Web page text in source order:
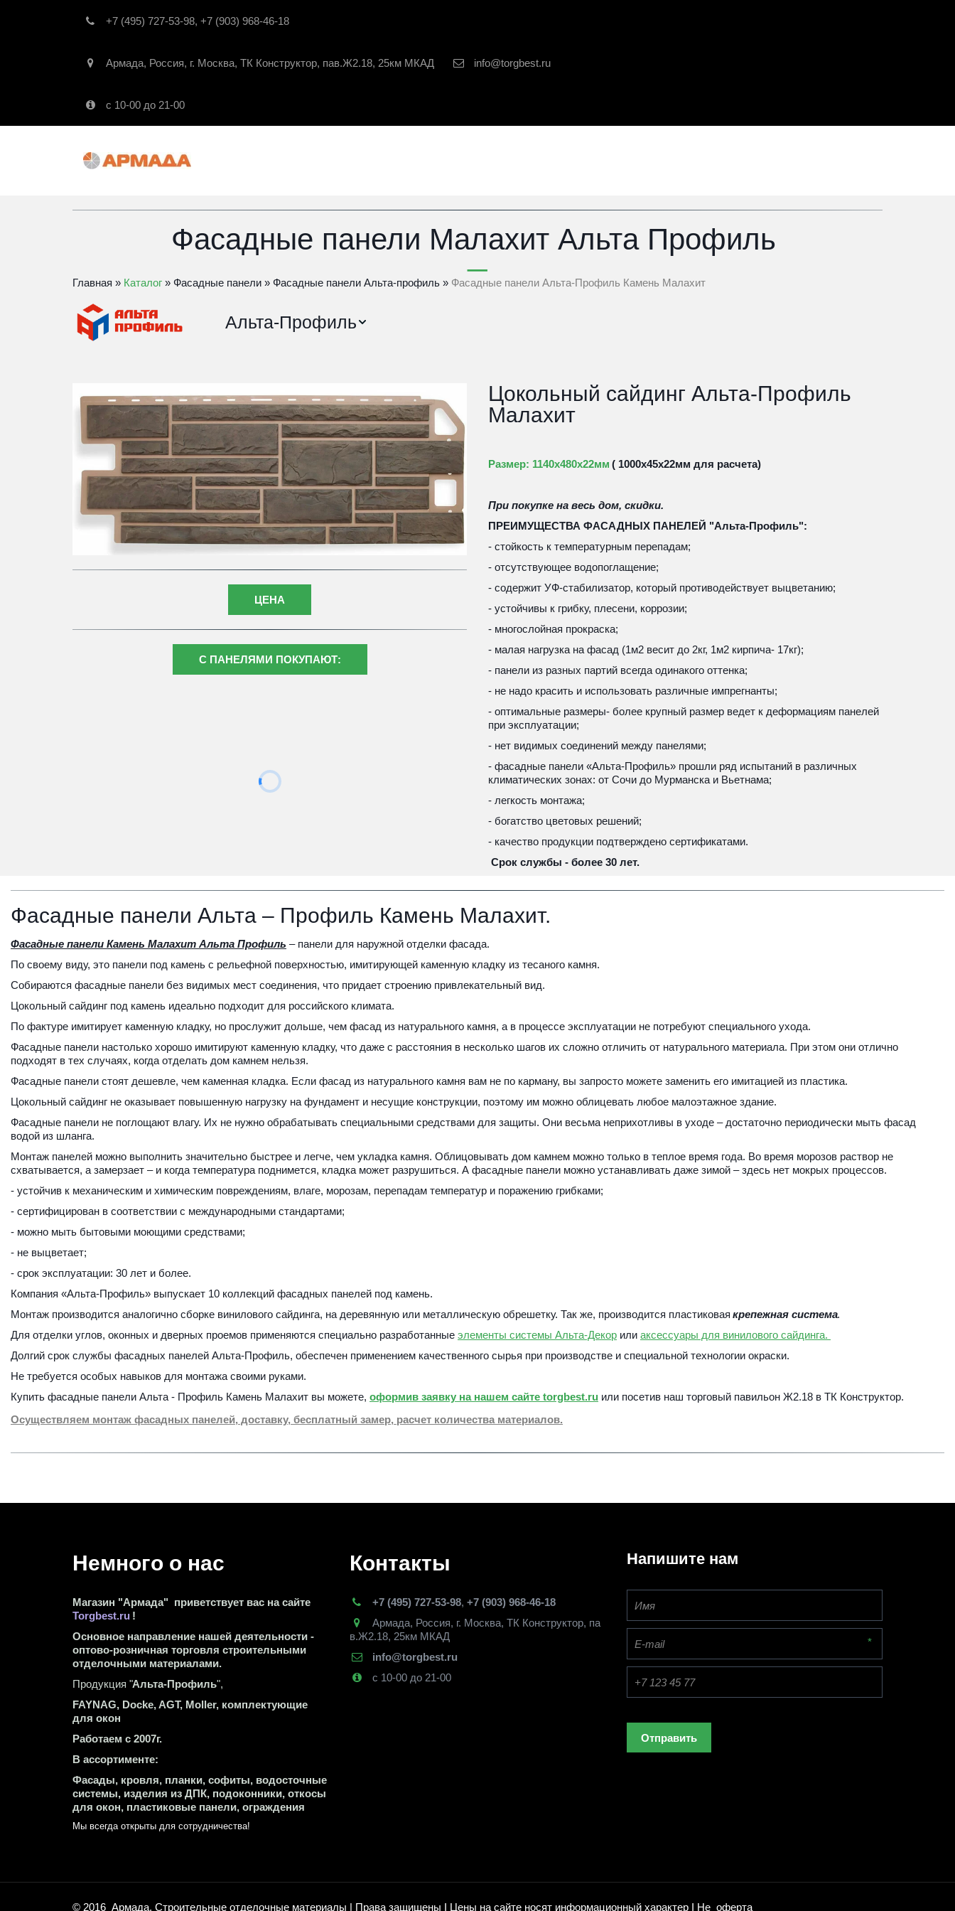
+7 (495) 727-53-98, +7 (903) 968-46-18
Армада, Россия, г. Москва, ТК Конструктор, пав.Ж2.18, 25км МКАД info@torgbest.ru
с 10-00 до 21-00
Фасадные панели Малахит Альта Профиль
Главная » Каталог » Фасадные панели » Фасадные панели Альта-профиль » Фасадные панели Альта-Профиль Камень Малахит
Альта-Профиль
ЦЕНА
С ПАНЕЛЯМИ ПОКУПАЮТ:
Цокольный сайдинг Альта-Профиль
Малахит
Размер: 1140х480х22мм ( 1000х45х22мм для расчета)
При покупке на весь дом, скидки.
ПРЕИМУЩЕСТВА ФАСАДНЫХ ПАНЕЛЕЙ "Альта-Профиль":
- стойкость к температурным перепадам;
- отсутствующее водопоглащение;
- содержит УФ-стабилизатор, который противодействует выцветанию;
- устойчивы к грибку, плесени, коррозии;
- многослойная прокраска;
- малая нагрузка на фасад (1м2 весит до 2кг, 1м2 кирпича- 17кг);
- панели из разных партий всегда одинакого оттенка;
- не надо красить и использовать различные импрегнанты;
- оптимальные размеры- более крупный размер ведет к деформациям панелей
при эксплуатации;
- нет видимых соединений между панелями;
- фасадные панели «Альта-Профиль» прошли ряд испытаний в различных
климатических зонах: от Сочи до Мурманска и Вьетнама;
- легкость монтажа;
- богатство цветовых решений;
- качество продукции подтверждено сертификатами.
Срок службы - более 30 лет.
Фасадные панели Альта – Профиль Камень Малахит.
Фасадные панели Камень Малахит Альта Профиль – панели для наружной отделки фасада.
По своему виду, это панели под камень с рельефной поверхностью, имитирующей каменную кладку из тесаного камня.
Собираются фасадные панели без видимых мест соединения, что придает строению привлекательный вид.
Цокольный сайдинг под камень идеально подходит для российского климата.
По фактуре имитирует каменную кладку, но прослужит дольше, чем фасад из натурального камня, а в процессе эксплуатации не потребуют специального ухода.
Фасадные панели настолько хорошо имитируют каменную кладку, что даже с расстояния в несколько шагов их сложно отличить от натурального материала. При этом они отлично
подходят в тех случаях, когда отделать дом камнем нельзя.
Фасадные панели стоят дешевле, чем каменная кладка. Если фасад из натурального камня вам не по карману, вы запросто можете заменить его имитацией из пластика.
Цокольный сайдинг не оказывает повышенную нагрузку на фундамент и несущие конструкции, поэтому им можно облицевать любое малоэтажное здание.
Фасадные панели не поглощают влагу. Их не нужно обрабатывать специальными средствами для защиты. Они весьма неприхотливы в уходе – достаточно периодически мыть фасад
водой из шланга.
Монтаж панелей можно выполнить значительно быстрее и легче, чем укладка камня. Облицовывать дом камнем можно только в теплое время года. Во время морозов раствор не
схватывается, а замерзает – и когда температура поднимется, кладка может разрушиться. А фасадные панели можно устанавливать даже зимой – здесь нет мокрых процессов.
- устойчив к механическим и химическим повреждениям, влаге, морозам, перепадам температур и поражению грибками;
- сертифицирован в соответствии с международными стандартами;
- можно мыть бытовыми моющими средствами;
- не выцветает;
- срок эксплуатации: 30 лет и более.
Компания «Альта-Профиль» выпускает 10 коллекций фасадных панелей под камень.
Монтаж производится аналогично сборке винилового сайдинга, на деревянную или металлическую обрешетку. Так же, производится пластиковая крепежная система.
Для отделки углов, оконных и дверных проемов применяются специально разработанные элементы системы Альта-Декор или аксессуары для винилового сайдинга.
Долгий срок службы фасадных панелей Альта-Профиль, обеспечен применением качественного сырья при производстве и специальной технологии окраски.
Не требуется особых навыков для монтажа своими руками.
Купить фасадные панели Альта - Профиль Камень Малахит вы можете, оформив заявку на нашем сайте torgbest.ru или посетив наш торговый павильон Ж2.18 в ТК Конструктор.
Осуществляем монтаж фасадных панелей, доставку, бесплатный замер, расчет количества материалов.
Немного о нас
Магазин "Армада"  приветствует вас на сайте
Torgbest.ru !
Основное направление нашей деятельности -
оптово-розничная торговля строительными
отделочными материалами.
Продукция "Альта-Профиль",
FAYNAG, Docke, AGT, Moller, комплектующие
для окон
Работаем с 2007г.
В ассортименте:
Фасады, кровля, планки, софиты, водосточные
системы, изделия из ДПК, подоконники, откосы
для окон, пластиковые панели, ограждения
Мы всегда открыты для сотрудничества!
Контакты
+7 (495) 727-53-98, +7 (903) 968-46-18
Армада, Россия, г. Москва, ТК Конструктор, па
в.Ж2.18, 25км МКАД
info@torgbest.ru
с 10-00 до 21-00
Напишите нам
*
Отправить
© 2016  Армада. Строительные отделочные материалы | Права защищены I Цены на сайте носят информационный характер I Не  оферта